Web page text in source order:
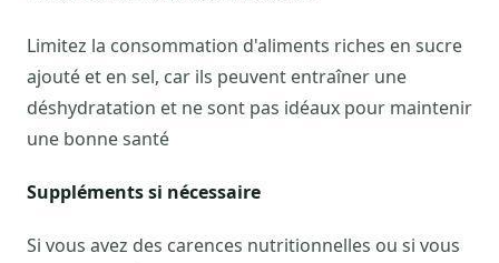
Limitez la consommation d'aliments riches en sucre
ajouté et en sel, car ils peuvent entraîner une
déshydratation et ne sont pas idéaux pour maintenir
une bonne santé
Suppléments si nécessaire
Si vous avez des carences nutritionnelles ou si vous